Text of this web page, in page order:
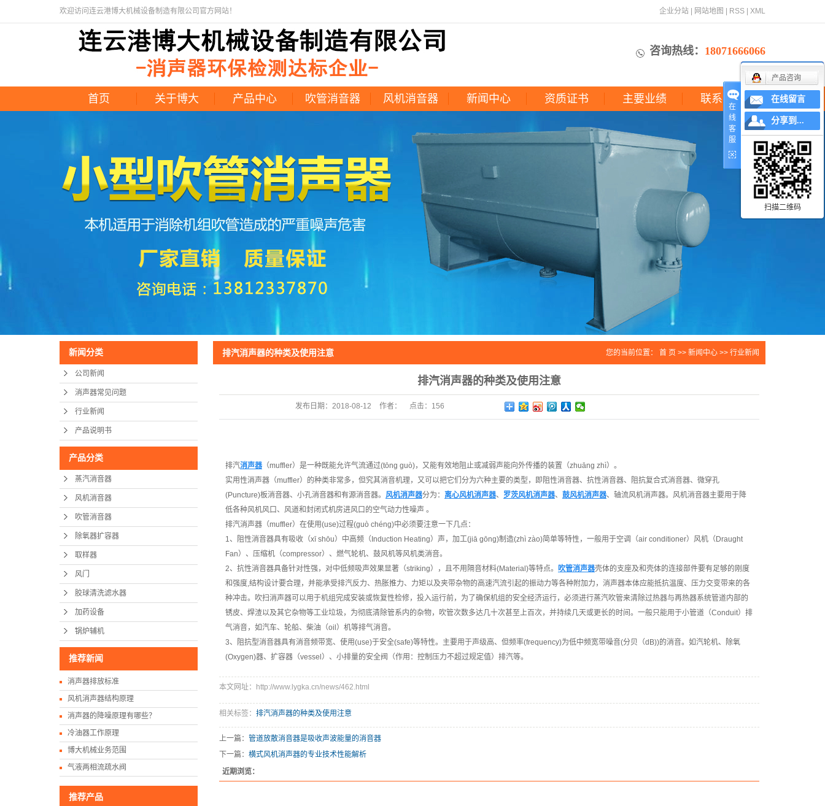
欢迎访问连云港博大机械设备制造有限公司官方网站！ 企业分站 网站地图 RSS XML
咨询热线： 18071666066
首页 关于博大
联系我们
产品中心
吹管消音器
除氧器扩容器
取样器
胶球清洗滤水器
加药设备
吹管消音器 风机消音器 新闻中心
消声器常见问题
行业新闻
资质证书 主要业绩 联系我们
新闻分类
公司新闻
消声器常见问题
行业新闻
产品说明书
产品分类
蒸汽消音器
风机消音器
吹管消音器
除氧器扩容器
取样器
风门
胶球清洗滤水器
加药设备
锅炉辅机
推荐新闻
消声器排放标准
风机消声器结构原理
消声器的降噪原理有哪些？
冷油器工作原理
博大机械业务范围
气液两相流疏水阀
推荐产品
排汽消声器的种类及使用注意 您的当前位置： 首 页 >> 新闻中心 >> 行业新闻
排汽消声器的种类及使用注意
发布日期： 2018-08-12 作者： 点击： 156
排汽消声器 （muffler）是一种既能允许气流通过(tōng guò)，又能有效地阻止或减弱声能向外传播的装置（zhuāng zhì）。
实用性消声器（muffler）的种类非常多，但究其消音机理，又可以把它们分为六种主要的类型，即阻性消音器、抗性消音器、阻抗复合式消音器、微穿孔
(Puncture)板消音器、小孔消音器和有源消音器。 风机消声器分为： 离心风机消声器、 罗茨风机消声器、 鼓风机消声器、轴流风机消声器。风机消音器主要用于降
低各种风机风口、风道和封闭式机房进风口的空气动力性噪声 。
排汽消声器（muffler）在使用(use)过程(guò chéng)中必须要注意一下几点：
1、阻性消音器具有吸收（xī shōu）中高频（Induction Heating）声，加工(jiā gōng)制造(zhì zào)简单等特性，一般用于空调（air conditioner）风机（Draught
Fan）、压缩机（compressor）、燃气轮机、鼓风机等风机类消音。
2、抗性消音器具备针对性强，对中低频吸声效果显著（striking），且不用隔音材料(Material)等特点。 吹管消声器壳体的支座及和壳体的连接部件要有足够的刚度
和强度,结构设计要合理，并能承受排汽反力、热胀推力、力矩以及夹带杂物的高速汽流引起的振动力等各种附加力，消声器本体应能抵抗温度、压力交变带来的各
种冲击。吹扫消声器可以用于机组完成安装或恢复性检修，投入运行前，为了确保机组的安全经济运行，必须进行蒸汽吹管来清除过热器与再热器系统管道内部的
锈皮、焊渣以及其它杂物等工业垃圾，为彻底清除管系内的杂物，吹管次数多达几十次甚至上百次，并持续几天或更长的时间。一般只能用于小管道（Conduit）排
气消音，如汽车、轮船、柴油（oil）机等排气消音。
3、阻抗型消音器具有消音频带宽、使用(use)于安全(safe)等特性。主要用于声级高、但频率(frequency)为低中频宽带噪音(分贝（dB))的消音。如汽轮机、除氧
(Oxygen)器、扩容器（vessel）、小排量的安全阀（作用：控制压力不超过规定值）排汽等。
本文网址：http://www.lygka.cn/news/462.html
相关标签： 排汽消声器的种类及使用注意
上一篇： 管道放散消音器是吸收声波能量的消音器
下一篇： 横式风机消声器的专业技术性能解析
近期浏览：
在
线
客
服
产品咨询
在线留言
分享到...
扫描二维码